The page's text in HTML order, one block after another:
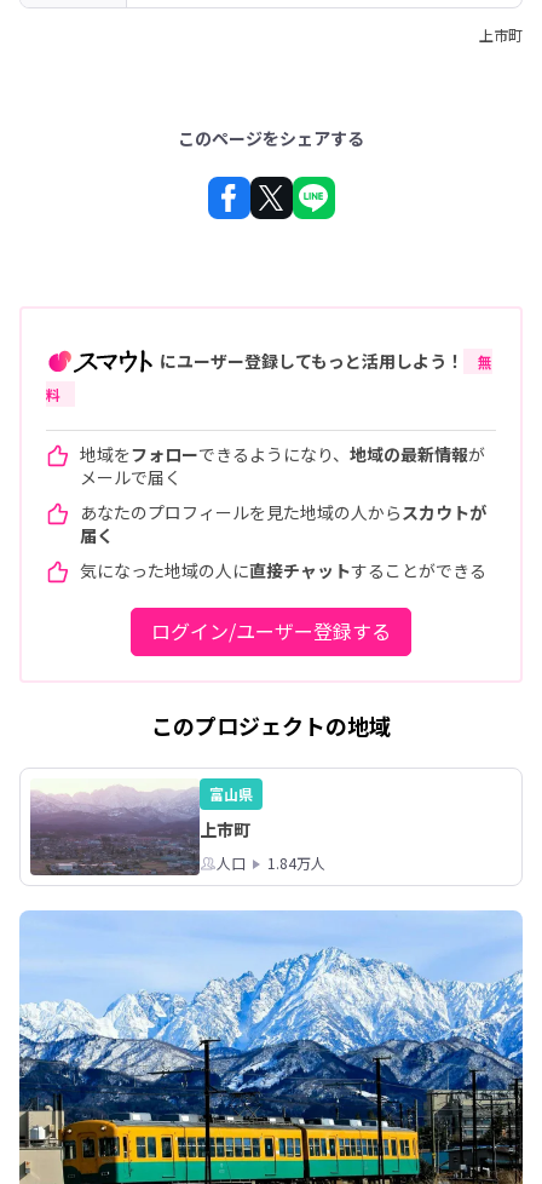
上市町
このページをシェアする
にユーザー登録してもっと活用しよう！
無
料
地域をフォローできるようになり、 地域の最新情報が
メールで届く
あなたのプロフィールを見た地域の人から スカウトが
届く
気になった地域の人に直接チャットすることができる
ログイン/ユーザー登録する
このプロジェクトの地域
富山県
上市町
人口 1.84万人